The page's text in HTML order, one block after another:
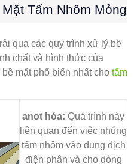
Tấm Nhôm Mỏng
qua các quy trình xử lý bề
chất và hình thức của
mặt phổ biến nhất cho tấm
anot hóa: Quá trình này
liên quan đến việc nhúng
tấm nhôm vào dung dịch
điện phân và cho dòng